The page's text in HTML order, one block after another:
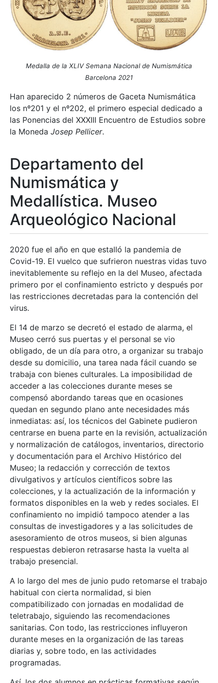
Medalla de la XLIV Semana Nacional de Numismática
Barcelona 2021
Han aparecido 2 números de Gaceta Numismática
los nº201 y el nº202, el primero especial dedicado a
las Ponencias del XXXIII Encuentro de Estudios sobre
la Moneda Josep Pellicer.
Departamento del
Numismática y
Medallística. Museo
Arqueológico Nacional
2020 fue el año en que estalló la pandemia de
Covid-19. El vuelco que sufrieron nuestras vidas tuvo
inevitablemente su reflejo en la del Museo, afectada
primero por el confinamiento estricto y después por
las restricciones decretadas para la contención del
virus.
El 14 de marzo se decretó el estado de alarma, el
Museo cerró sus puertas y el personal se vio
obligado, de un día para otro, a organizar su trabajo
desde su domicilio, una tarea nada fácil cuando se
trabaja con bienes culturales. La imposibilidad de
acceder a las colecciones durante meses se
compensó abordando tareas que en ocasiones
quedan en segundo plano ante necesidades más
inmediatas: así, los técnicos del Gabinete pudieron
centrarse en buena parte en la revisión, actualización
y normalización de catálogos, inventarios, directorio
y documentación para el Archivo Histórico del
Museo; la redacción y corrección de textos
divulgativos y artículos científicos sobre las
colecciones, y la actualización de la información y
formatos disponibles en la web y redes sociales. El
confinamiento no impidió tampoco atender a las
consultas de investigadores y a las solicitudes de
asesoramiento de otros museos, si bien algunas
respuestas debieron retrasarse hasta la vuelta al
trabajo presencial.
A lo largo del mes de junio pudo retomarse el trabajo
habitual con cierta normalidad, si bien
compatibilizado con jornadas en modalidad de
teletrabajo, siguiendo las recomendaciones
sanitarias. Con todo, las restricciones influyeron
durante meses en la organización de las tareas
diarias y, sobre todo, en las actividades
programadas.